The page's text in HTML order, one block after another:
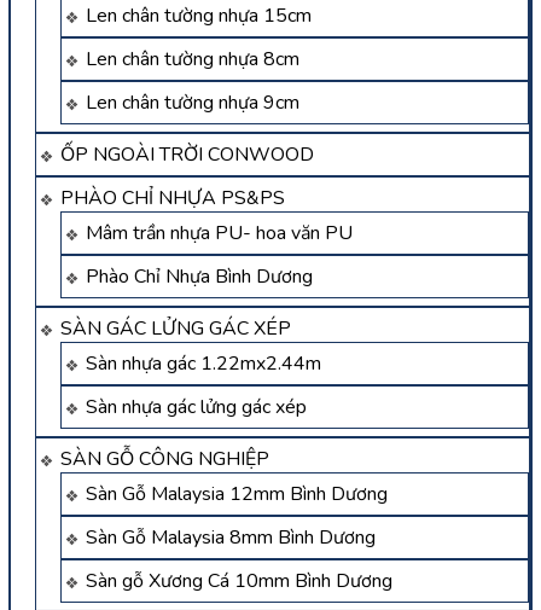
Len chân tường nhựa 15cm
Len chân tường nhựa 8cm
Len chân tường nhựa 9cm
ỐP NGOÀI TRỜI CONWOOD
PHÀO CHỈ NHỰA PS&PS
Mâm trần nhựa PU- hoa văn PU
Phào Chỉ Nhựa Bình Dương
SÀN GÁC LỬNG GÁC XÉP
Sàn nhựa gác 1.22mx2.44m
Sàn nhựa gác lửng gác xép
SÀN GỖ CÔNG NGHIỆP
Sàn Gỗ Malaysia 12mm Bình Dương
Sàn Gỗ Malaysia 8mm Bình Dương
Sàn gỗ Xương Cá 10mm Bình Dương